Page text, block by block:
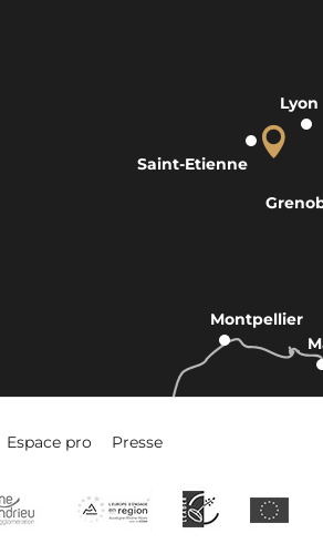
Lyon
Montpellier
Saint-Etienne
Espace pro Presse